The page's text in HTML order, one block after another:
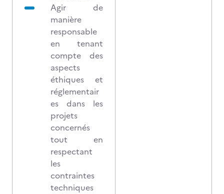
Agir de
manière
responsable
en tenant
compte des
aspects
éthiques et
réglementair
es dans les
projets
concernés
tout en
respectant
les
contraintes
techniques